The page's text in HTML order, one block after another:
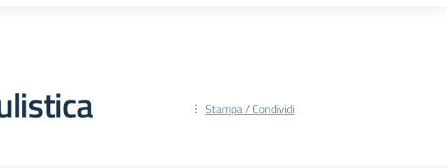
Stampa / Condividi